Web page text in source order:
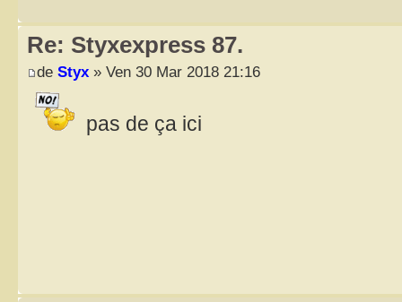
Re: Styxexpress 87.
de Styx » Ven 30 Mar 2018 21:16
pas de ça ici